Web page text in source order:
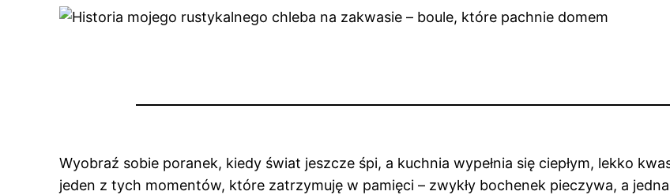
Wyobraź sobie poranek, kiedy świat jeszcze śpi, a kuchnia wypełnia się ciepłym, lekko
jeden z tych momentów, które zatrzymuję w pamięci – zwykły bochenek pieczywa, a